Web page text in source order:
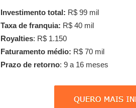
Investimento total: R$ 99 mil
Taxa de franquia: R$ 40 mil
Royalties: R$ 1.150
Faturamento médio: R$ 70 mil
Prazo de retorno: 9 a 16 meses